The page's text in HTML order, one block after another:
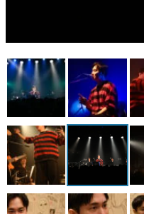
アプリレビュー
その他
電ファミニコゲーマーとは？
運営：株式会社マレ